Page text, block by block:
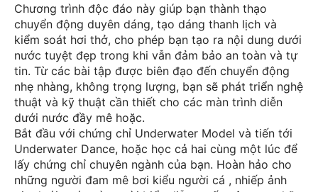
Chương trình độc đáo này giúp bạn thành thạo
chuyển động duyên dáng, tạo dáng thanh lịch và
kiểm soát hơi thở, cho phép bạn tạo ra nội dung dưới
nước tuyệt đẹp trong khi vẫn đảm bảo an toàn và tự
tin. Từ các bài tập được biên đạo đến chuyển động
nhẹ nhàng, không trọng lượng, bạn sẽ phát triển nghệ
thuật và kỹ thuật cần thiết cho các màn trình diễn
dưới nước đầy mê hoặc.
Bắt đầu với chứng chỉ Underwater Model và tiến tới
Underwater Dance, hoặc học cả hai cùng một lúc để
lấy chứng chỉ chuyên ngành của bạn. Hoàn hảo cho
những người đam mê bơi kiểu người cá , nhiếp ảnh